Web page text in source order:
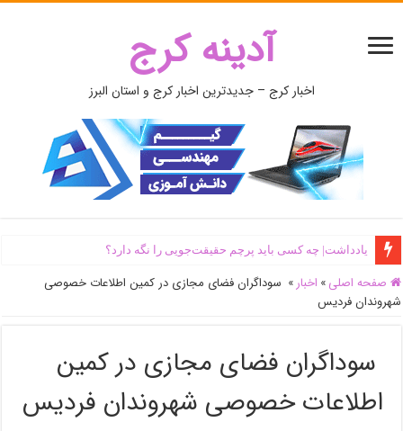
آدینه کرج
اخبار کرج – جدیدترین اخبار کرج و استان البرز
یادداشت| ‌چه کسی باید پرچم حقیقت‌جویی را نگه دارد؟
صفحه اصلی » اخبار » سوداگران فضای مجازی در کمین اطلاعات خصوصی
شهروندان فردیس
سوداگران فضای مجازی در کمین
اطلاعات خصوصی شهروندان فردیس